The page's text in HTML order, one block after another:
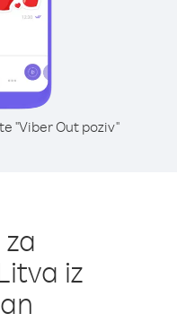
"Viber Out poziv"
iz